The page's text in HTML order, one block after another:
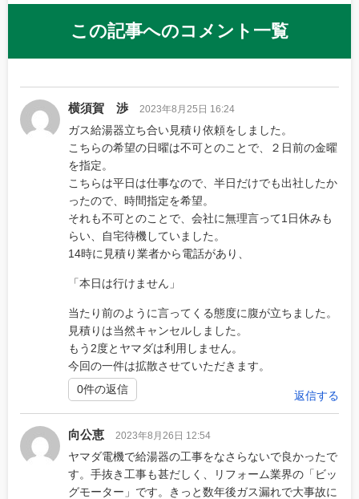
この記事へのコメント一覧
横須賀 渉 2023年8月25日 16:24
ガス給湯器立ち合い見積り依頼をしました。
こちらの希望の日曜は不可とのことで、２日前の金曜
を指定。
こちらは平日は仕事なので、半日だけでも出社したか
ったので、時間指定を希望。
それも不可とのことで、会社に無理言って1日休みも
らい、自宅待機していました。
14時に見積り業者から電話があり、
「本日は行けません」
当たり前のように言ってくる態度に腹が立ちました。
見積りは当然キャンセルしました。
もう2度とヤマダは利用しません。
今回の一件は拡散させていただきます。
返信する
0件の返信
向公恵 2023年8月26日 12:54
ヤマダ電機で給湯器の工事をなさらないで良かったで
す。手抜き工事も甚だしく、リフォーム業界の「ビッ
グモーター」です。きっと数年後ガス漏れで大事故に